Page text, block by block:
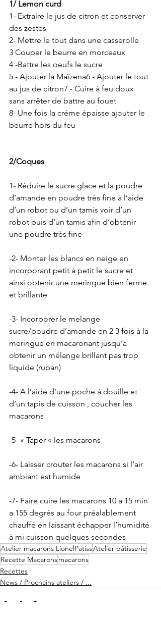
1/ Lemon curd
1- Extraire le jus de citron et conserver
des zestes
2- Mettre le tout dans une casserolle
3 Couper le beurre en morceaux
4 -Battre les oeufs le sucre
5 - Ajouter la Maïzena6 - Ajouter le tout
au jus de citron7 - Cuire à feu doux
sans arrêter de battre au fouet
8- Une fois la créme épaisse ajouter le
beurre hors du feu
2/Coques
1- Réduire le sucre glace et la poudre
d’amande en poudre très fine à l’aide
d’un robot ou d’un tamis voir d’un
robot puis d’un tamis afin d’obtenir
une poudre très fine
-2- Monter les blancs en neige en
incorporant petit à petit le sucre et
ainsi obtenir une meringue bien ferme
et brillante
-3- Incorporer le melange
sucre/poudre d’amande en 2 3 fois à la
meringue en macaronant jusqu’a
obtenir un mélange brillant pas trop
liquide (ruban)
-4- A l’aide d’une poche à douille et
d’un tapis de cuisson , coucher les
macarons
-5- « Taper « les macarons
-6- Laisser crouter les macarons si l’air
ambiant est humide
-7- Faire cuire les macarons 10 a 15 min
a 155 degrés au four préalablement
chauffé en laissant échapper l’humidité
à mi cuisson quelques secondes
Atelier macarons LionelPatissAtelier pâtisserie
Recette Macaronsmacarons
Recettes
News / Prochains ateliers / ...